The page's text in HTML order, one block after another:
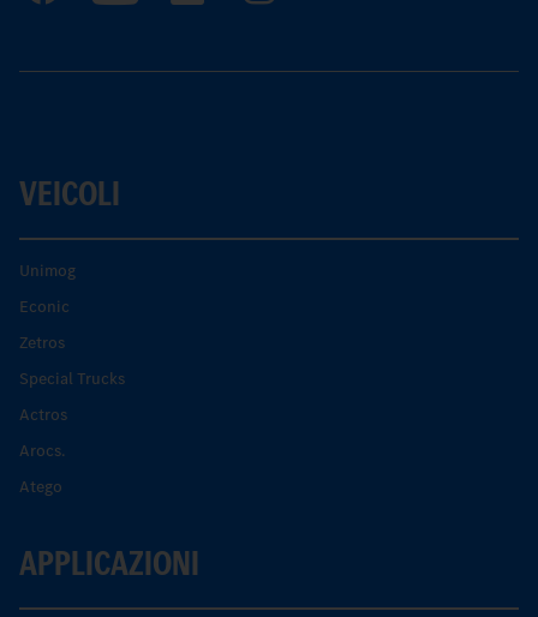
VEICOLI
Unimog
Econic
Zetros
Special Trucks
Actros
Arocs.
Atego
APPLICAZIONI